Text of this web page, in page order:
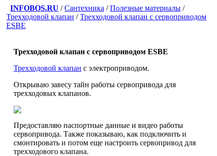
INFOBOS.RU /Сантехника /Полезные материалы /
Трехходовой клапан /Трехходовой клапан с сервоприводом
ESBE
Трехходовой клапан с сервоприводом ESBE
Трехходовой клапан с электроприводом.
Открываю завесу тайн работы сервопривода для
трехходовых клапанов.
Предоставляю паспортные данные и видео работы
сервопривода. Также показываю, как подключить и
смонтировать и потом еще настроить сервопривод для
трехходового клапана.